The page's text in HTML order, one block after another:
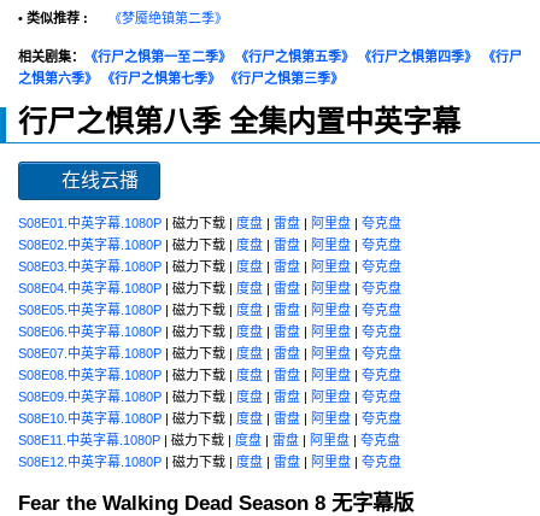
• 类似推荐 :
《梦魇绝镇第二季》
相关剧集： 《行尸之惧第一至二季》 《行尸之惧第五季》 《行尸之惧第四季》
《行尸
之惧第六季》
《行尸之惧第七季》 《行尸之惧第三季》
行尸之惧第八季 全集内置中英字幕
在线云播
S08E01.中英字幕.1080P | 磁力下载 | 度盘 | 雷盘 | 阿里盘 | 夸克盘
S08E02.中英字幕.1080P | 磁力下载 | 度盘 | 雷盘 | 阿里盘 | 夸克盘
S08E03.中英字幕.1080P | 磁力下载 | 度盘 | 雷盘 | 阿里盘 | 夸克盘
S08E04.中英字幕.1080P | 磁力下载 | 度盘 | 雷盘 | 阿里盘 | 夸克盘
S08E05.中英字幕.1080P | 磁力下载 | 度盘 | 雷盘 | 阿里盘 | 夸克盘
S08E06.中英字幕.1080P | 磁力下载 | 度盘 | 雷盘 | 阿里盘 | 夸克盘
S08E07.中英字幕.1080P | 磁力下载 | 度盘 | 雷盘 | 阿里盘 | 夸克盘
S08E08.中英字幕.1080P | 磁力下载 | 度盘 | 雷盘 | 阿里盘 | 夸克盘
S08E09.中英字幕.1080P | 磁力下载 | 度盘 | 雷盘 | 阿里盘 | 夸克盘
S08E10.中英字幕.1080P | 磁力下载 | 度盘 | 雷盘 | 阿里盘 | 夸克盘
S08E11.中英字幕.1080P | 磁力下载 | 度盘 | 雷盘 | 阿里盘 | 夸克盘
S08E12.中英字幕.1080P | 磁力下载 | 度盘 | 雷盘 | 阿里盘 | 夸克盘
Fear the Walking Dead Season 8 无字幕版